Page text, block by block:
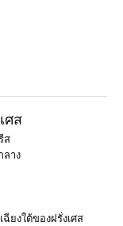
ศส
ส
ลาง
ยงใต้ของฝรั่งเศส